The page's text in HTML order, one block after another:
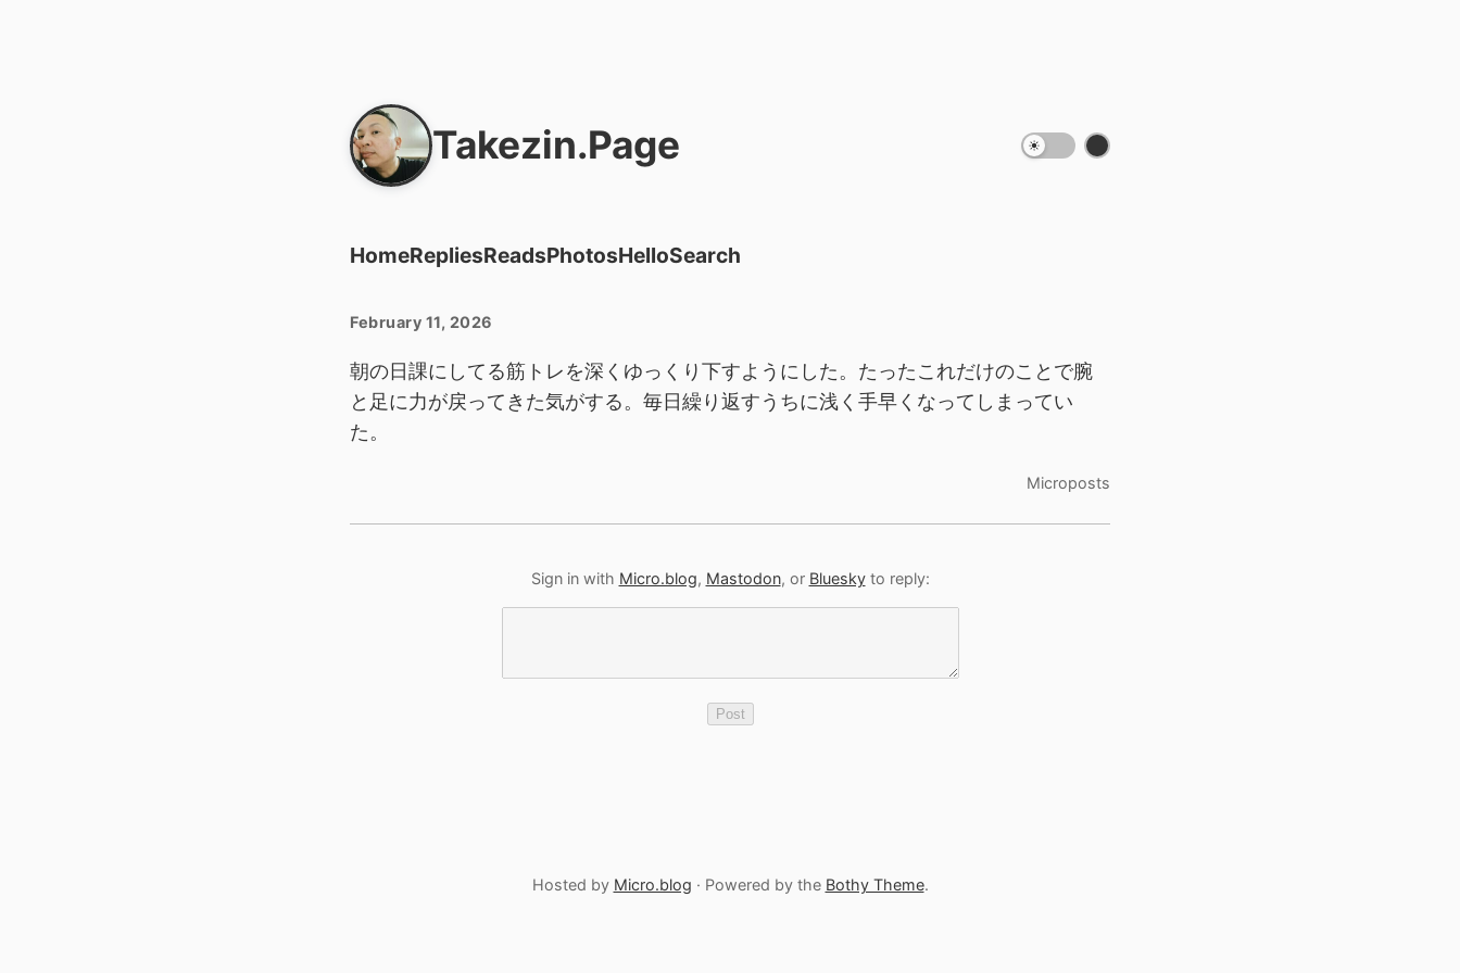
Takezin.Page
HomeRepliesReadsPhotosHelloSearch
February 11, 2026
朝の日課にしてる筋トレを深くゆっくり下すようにした。たったこれだけのことで腕
と足に力が戻ってきた気がする。毎日繰り返すうちに浅く手早くなってしまってい
た。
Microposts
Sign in with Micro.blog, Mastodon, or Blueskyto reply:
Hosted by Micro.blog · Powered by the Bothy Theme.